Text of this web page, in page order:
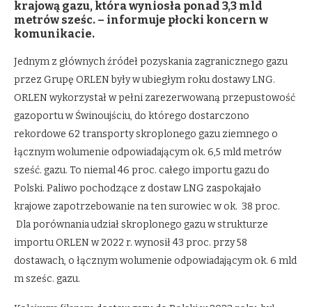
krajową gazu, która wyniosła ponad 3,3 mld
metrów sześc. – informuje płocki koncern w
komunikacie.
Jednym z głównych źródeł pozyskania zagranicznego gazu
przez Grupę ORLEN były w ubiegłym roku dostawy LNG.
ORLEN wykorzystał w pełni zarezerwowaną przepustowość
gazoportu w Świnoujściu, do którego dostarczono
rekordowe 62 transporty skroplonego gazu ziemnego o
łącznym wolumenie odpowiadającym ok. 6,5 mld metrów
sześć. gazu. To niemal 46 proc. całego importu gazu do
Polski. Paliwo pochodzące z dostaw LNG zaspokajało
krajowe zapotrzebowanie na ten surowiec w ok. 38 proc.
Dla porównania udział skroplonego gazu w strukturze
importu ORLEN w 2022 r. wynosił 43 proc. przy 58
dostawach, o łącznym wolumenie odpowiadającym ok. 6 mld
m sześc. gazu.